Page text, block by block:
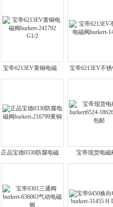
宝帝6213EV黄铜电磁
阀burkert-241792 G1/2
宝帝6213EV不
磁阀burkert-
正品宝德0330防腐电磁
阀burkert-216799黄铜
宝帝现货电磁
burkert6524-